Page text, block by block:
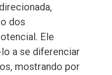
dos
Ele
a se diferenciar
mostrando por